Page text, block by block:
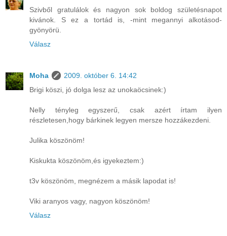
Szivből gratulálok és nagyon sok boldog születésnapot
kivánok. S ez a tortád is, -mint megannyi alkotásod-
gyönyörü.
Válasz
Moha
2009. október 6. 14:42
Brigi köszi, jó dolga lesz az unokaöcsinek:)
Nelly tényleg egyszerű, csak azért írtam ilyen
részletesen,hogy bárkinek legyen mersze hozzákezdeni.
Julika köszönöm!
Kiskukta köszönöm,és igyekeztem:)
t3v köszönöm, megnézem a másik lapodat is!
Viki aranyos vagy, nagyon köszönöm!
Válasz